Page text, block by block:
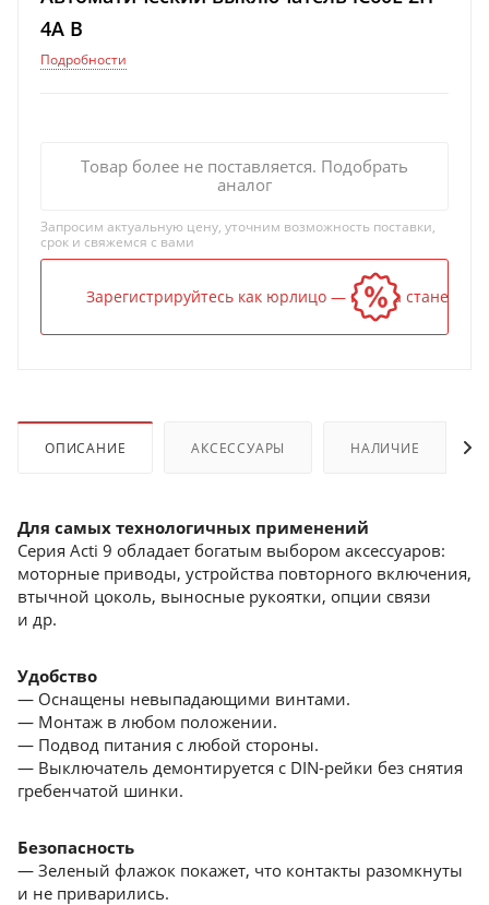
4A B
Подробности
Товар более не поставляется. Подобрать
аналог
Запросим актуальную цену, уточним возможность поставки,
срок и свяжемся с вами
Зарегистрируйтесь как юрлицо — и цена станет
ОПИСАНИЕ АКСЕССУАРЫ НАЛИЧИЕ
Для самых технологичных применений
Серия Acti 9 обладает богатым выбором аксессуаров:
моторные приводы, устройства повторного включения,
втычной цоколь, выносные рукоятки, опции связи
и др.
Удобство
— Оснащены невыпадающими винтами.
— Монтаж в любом положении.
— Подвод питания с любой стороны.
— Выключатель демонтируется с DIN-рейки без снятия
гребенчатой шинки.
Безопасность
— Зеленый флажок покажет, что контакты разомкнуты
и не приварились.